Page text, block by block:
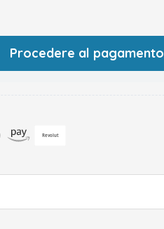
Procedere al pagamento